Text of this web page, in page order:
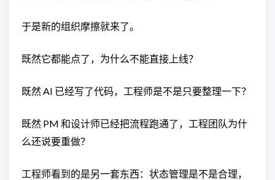
于是新的组织摩擦就来了。
既然它都能点了，为什么不能直接上线？
既然 AI 已经写了代码，工程师是不是只要整理一下？
既然 PM 和设计师已经把流程跑通了，工程团队为什
么还说要重做？
工程师看到的是另一套东西：状态管理是不是合理，